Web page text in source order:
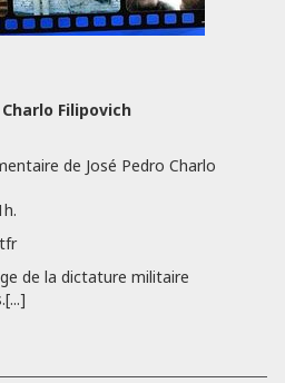
Filipovich
de José Pedro Charlo
de la dictature militaire